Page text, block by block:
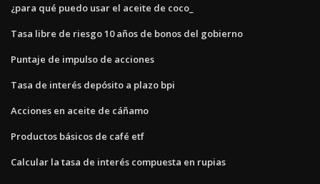
¿para qué puedo usar el aceite de coco_
Tasa libre de riesgo 10 años de bonos del gobierno
Puntaje de impulso de acciones
Tasa de interés depósito a plazo bpi
Acciones en aceite de cáñamo
Productos básicos de café etf
Calcular la tasa de interés compuesta en rupias